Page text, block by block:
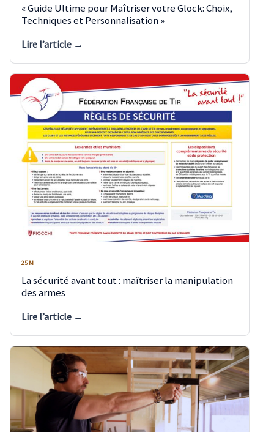
« Guide Ultime pour Maîtriser votre Glock: Choix,
Techniques et Personnalisation »
Lire l’article →
25 M
La sécurité avant tout : maîtriser la manipulation
des armes
Lire l’article →